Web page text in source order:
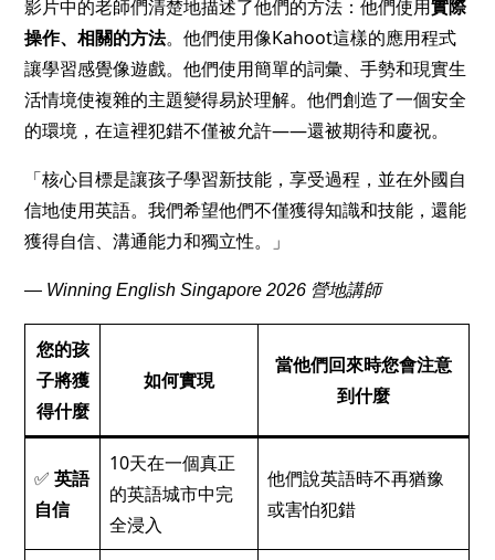
影片中的老師們清楚地描述了他們的方法：他們使用實際
操作、相關的方法。他們使用像Kahoot這樣的應用程式
讓學習感覺像遊戲。他們使用簡單的詞彙、手勢和現實生
活情境使複雜的主題變得易於理解。他們創造了一個安全
的環境，在這裡犯錯不僅被允許——還被期待和慶祝。
「核心目標是讓孩子學習新技能，享受過程，並在外國自
信地使用英語。我們希望他們不僅獲得知識和技能，還能
獲得自信、溝通能力和獨立性。」
— Winning English Singapore 2026 營地講師
您的孩
子將獲
得什麼
如何實現
當他們回來時您會注意
到什麼
✅英語
自信
10天在一個真正
的英語城市中完
全浸入
他們說英語時不再猶豫
或害怕犯錯